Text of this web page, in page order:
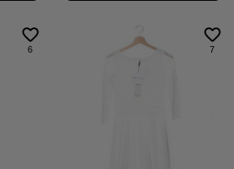
6 7